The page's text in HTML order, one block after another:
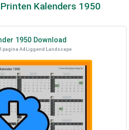
Kalenders 1950
1950Download
pagina A4 Liggend Landscape